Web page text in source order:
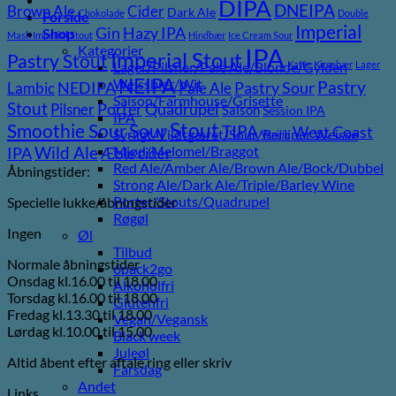
Forside
Shop
Kategorier
Lager/Pilsner/Pale Ale/Blonde/Gylden
Weissbier/Wit
Saison/Farmhouse/Grisette
IPA
Syrligt/Vildtgæret/Sour/Berliner Weisse
Mjød/Melomel/Braggot
Red Ale/Amber Ale/Brown Ale/Bock/Dubbel
Strong Ale/Dark Ale/Triple/Barley Wine
Porter/Stouts/Quadrupel
Røgøl
Øl
Tilbud
6pack2go
Alkoholfri
Glutenfri
Vegan/Vegansk
Black week
Juleøl
Farsdag
Andet
Brown Ale Chokolade Cider Dark Ale DIPA DNEIPA Double
Mash Imperial Stout Gin Hazy IPA Hindbær Ice Cream Sour Imperial
Pastry StoutImperial StoutIPA Kaffe Kirsebær Lager
Lambic NEDIPANEIPAPale Ale Pastry Sour Pastry
Stout Pilsner PorterQuadrupelSaisonSession IPA
Smoothie SourSourStoutTIPA Vanilje West Coast
IPAWild Ale Æble cider
Åbningstider:
Specielle lukke/åbningstider
Ingen
Normale åbningstider
Onsdag kl.16.00 til 18.00
Torsdag kl.16.00 til 18.00
Fredag kl.13.30 til 18.00
Lørdag kl.10.00 til 15.00
Altid åbent efter aftale ring eller skriv